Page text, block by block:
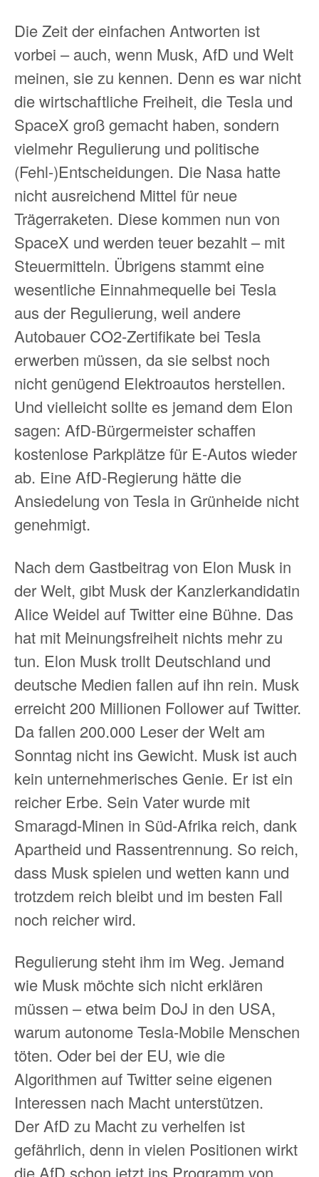
Die Zeit der einfachen Antworten ist
vorbei – auch, wenn Musk, AfD und Welt
meinen, sie zu kennen. Denn es war nicht
die wirtschaftliche Freiheit, die Tesla und
SpaceX groß gemacht haben, sondern
vielmehr Regulierung und politische
(Fehl-)Entscheidungen. Die Nasa hatte
nicht ausreichend Mittel für neue
Trägerraketen. Diese kommen nun von
SpaceX und werden teuer bezahlt – mit
Steuermitteln. Übrigens stammt eine
wesentliche Einnahmequelle bei Tesla
aus der Regulierung, weil andere
Autobauer CO2-Zertifikate bei Tesla
erwerben müssen, da sie selbst noch
nicht genügend Elektroautos herstellen.
Und vielleicht sollte es jemand dem Elon
sagen: AfD-Bürgermeister schaffen
kostenlose Parkplätze für E-Autos wieder
ab. Eine AfD-Regierung hätte die
Ansiedelung von Tesla in Grünheide nicht
genehmigt.
Nach dem Gastbeitrag von Elon Musk in
der Welt, gibt Musk der Kanzlerkandidatin
Alice Weidel auf Twitter eine Bühne. Das
hat mit Meinungsfreiheit nichts mehr zu
tun. Elon Musk trollt Deutschland und
deutsche Medien fallen auf ihn rein. Musk
erreicht 200 Millionen Follower auf Twitter.
Da fallen 200.000 Leser der Welt am
Sonntag nicht ins Gewicht. Musk ist auch
kein unternehmerisches Genie. Er ist ein
reicher Erbe. Sein Vater wurde mit
Smaragd-Minen in Süd-Afrika reich, dank
Apartheid und Rassentrennung. So reich,
dass Musk spielen und wetten kann und
trotzdem reich bleibt und im besten Fall
noch reicher wird.
Regulierung steht ihm im Weg. Jemand
wie Musk möchte sich nicht erklären
müssen – etwa beim DoJ in den USA,
warum autonome Tesla-Mobile Menschen
töten. Oder bei der EU, wie die
Algorithmen auf Twitter seine eigenen
Interessen nach Macht unterstützen.
Der AfD zu Macht zu verhelfen ist
gefährlich, denn in vielen Positionen wirkt
die AfD schon jetzt ins Programm von